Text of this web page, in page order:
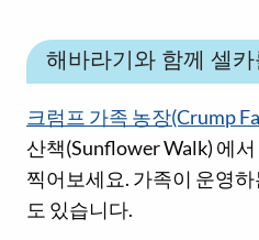
해바라기와 함께 셀
크럼프 가족 농장(Crump
산책(Sunflower Walk) 에
찍어보세요. 가족이 운영
도 있습니다.